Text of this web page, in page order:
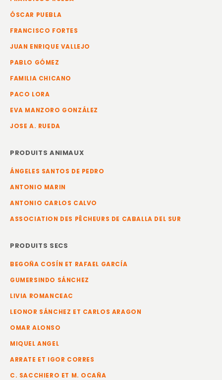
ÓSCAR PUEBLA
FRANCISCO FORTES
JUAN ENRIQUE VALLEJO
PABLO GÓMEZ
FAMILIA CHICANO
PACO LORA
EVA MANZORO GONZÁLEZ
JOSE A. RUEDA
PRODUITS ANIMAUX
ÁNGELES SANTOS DE PEDRO
ANTONIO MARIN
ANTONIO CARLOS CALVO
ASSOCIATION DES PÊCHEURS DE CABALLA DEL SUR
PRODUITS SECS
BEGOÑA COSÍN ET RAFAEL GARCÍA
GUMERSINDO SÁNCHEZ
LIVIA ROMANCEAC
LEONOR SÁNCHEZ ET CARLOS ARAGON
OMAR ALONSO
MIQUEL ANGEL
ARRATE ET IGOR CORRES
C. SACCHIERO ET M. OCAÑA